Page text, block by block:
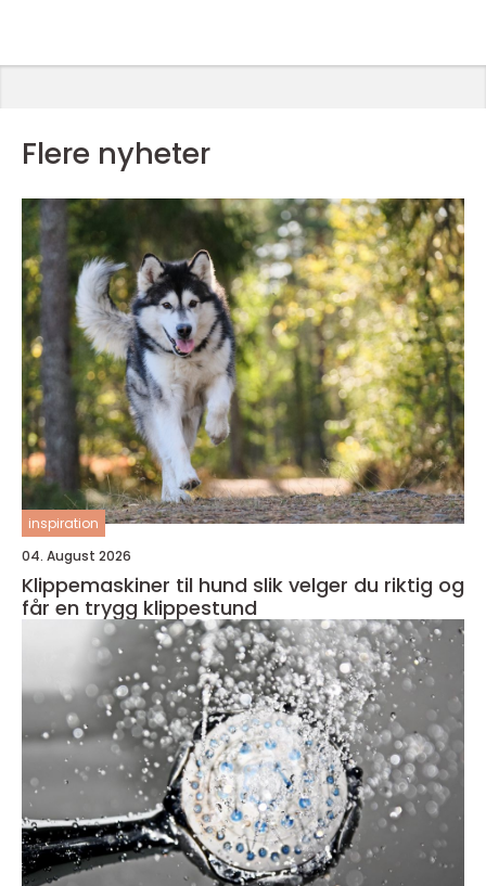
Flere nyheter
inspiration
04. August 2026
Klippemaskiner til hund slik velger du riktig og
får en trygg klippestund